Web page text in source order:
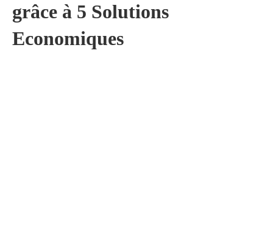
grâce à 5 Solutions
Economiques